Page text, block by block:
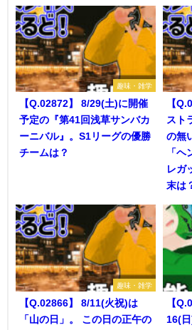
趣味・雑学
【Q.02872】 8/29(土)に開催
予定の『第41回浅草サンバカ
ーニバル』。S1リーグの優勝
チームは？
【
スト
の無
「ヘ
レガ
末は
趣味・雑学
【Q.02866】 8/11(火祝)は
「山の日」。 この日の正午の
【
16(